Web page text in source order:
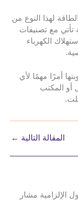
لهذا النوع من
تأتي مع تصنيفات
الكهرباء
أمرًا مهمًا لأي
المكتب
المقالة التالية ←
الإلزامية مشار